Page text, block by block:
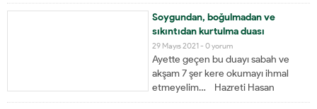
Soygundan, boğulmadan ve
sıkıntıdan kurtulma duası
29 Mayıs 2021 - 0 yorum
Ayette geçen bu duayı sabah ve
akşam 7 şer kere okumayı ihmal
etmeyelim… Hazreti Hasan
(Radıyallahu anh)’dan rivayet